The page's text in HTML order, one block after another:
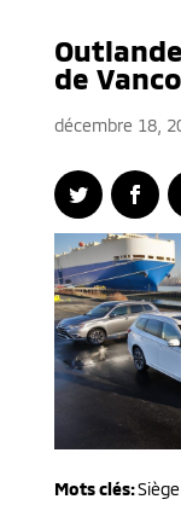
de
décembre 18,
Mots clés: